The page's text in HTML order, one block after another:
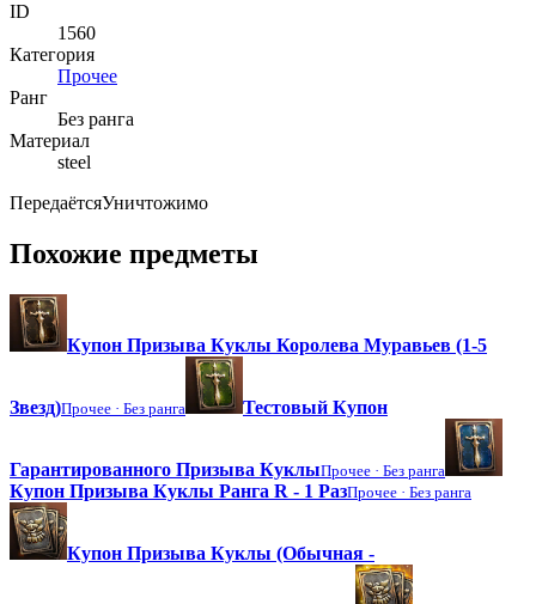
ID
1560
Категория
Прочее
Ранг
Без ранга
Материал
steel
ПередаётсяУничтожимо
Похожие предметы
Купон Призыва Куклы Королева Муравьев (1-5
Звезд)Прочее · Без ранга Тестовый Купон
Гарантированного Призыва КуклыПрочее · Без ранга
Купон Призыва Куклы Ранга R - 1 РазПрочее · Без ранга
Купон Призыва Куклы (Обычная -